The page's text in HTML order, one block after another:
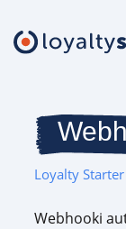
Oferta
Loyalty Starter
Webhooki